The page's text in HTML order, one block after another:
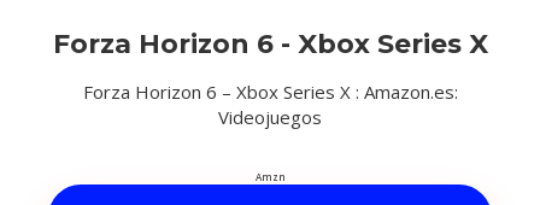
Forza Horizon 6 - Xbox Series X
Forza Horizon 6 – Xbox Series X : Amazon.es:
Videojuegos
Amzn